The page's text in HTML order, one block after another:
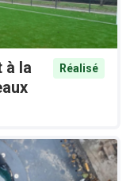
à la
Réalisé